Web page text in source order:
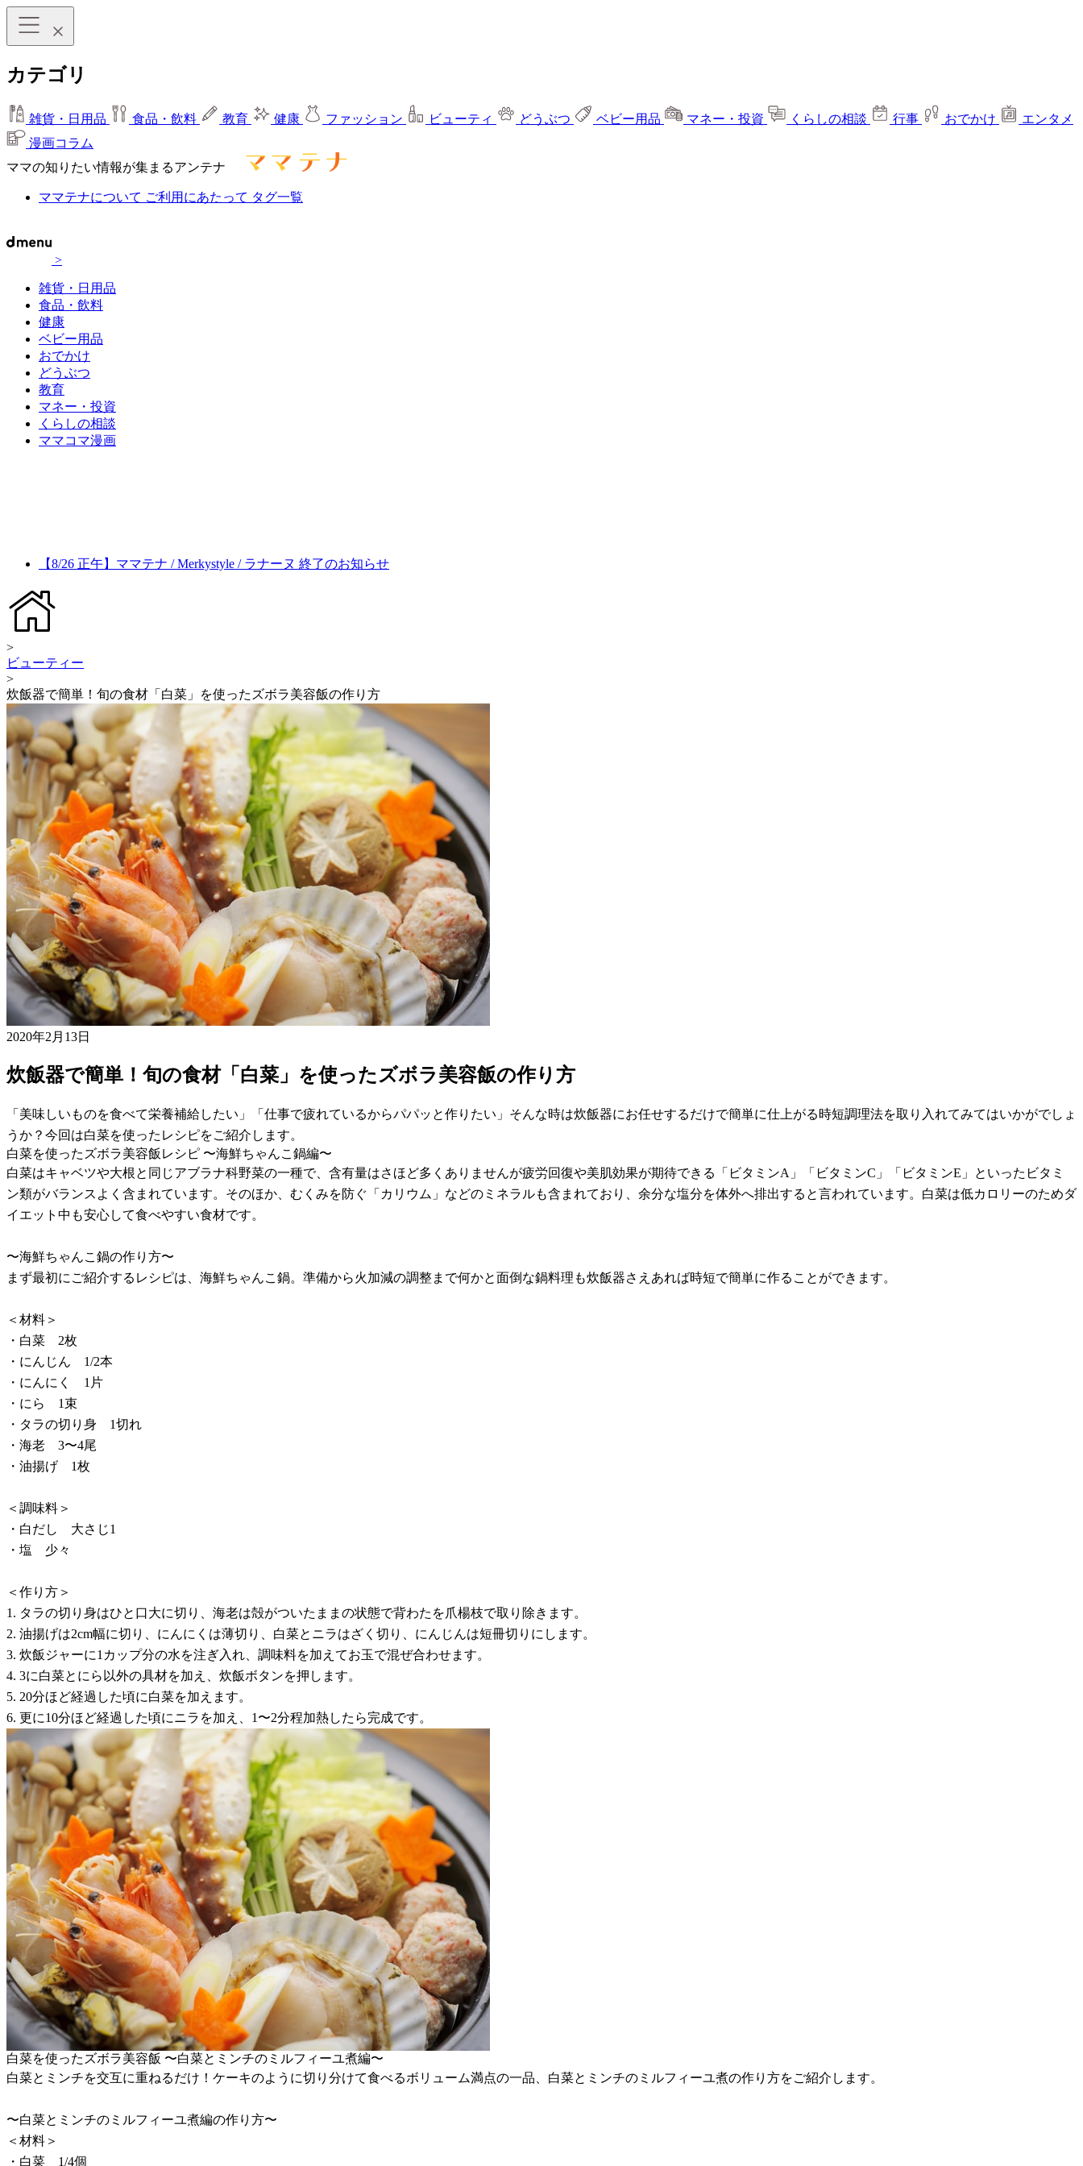
カテゴリ
雑貨・日用品 食品・飲料 教育 健康 ファッション ビューティ どうぶつ ベビー用品 マネー・投資 くらしの相談 行事 おでかけ
エンタメ
漫画コラム
ママの知りたい情報が集まるアンテナ
ママテナについて ご利用にあたって タグ一覧
>
雑貨・日用品
食品・飲料
健康
ベビー用品
おでかけ
どうぶつ
教育
マネー・投資
くらしの相談
ママコマ漫画
【8/26 正午】ママテナ / Merkystyle / ラナーヌ 終了のお知らせ
>
ビューティー
>
炊飯器で簡単！旬の食材「白菜」を使ったズボラ美容飯の作り方
2020年2月13日
炊飯器で簡単！旬の食材「白菜」を使ったズボラ美容飯の作り方
「美味しいものを食べて栄養補給したい」「仕事で疲れているからパパッと作りたい」そんな時は炊飯器にお任せするだけで簡単に仕上がる時短調理法を取り入れてみてはいかがでしょ
うか？今回は白菜を使ったレシピをご紹介します。
白菜を使ったズボラ美容飯レシピ 〜海鮮ちゃんこ鍋編〜
白菜はキャベツや大根と同じアブラナ科野菜の一種で、含有量はさほど多くありませんが疲労回復や美肌効果が期待できる「ビタミンA」「ビタミンC」「ビタミンE」といったビタミ
ン類がバランスよく含まれています。そのほか、むくみを防ぐ「カリウム」などのミネラルも含まれており、余分な塩分を体外へ排出すると言われています。白菜は低カロリーのためダ
イエット中も安心して食べやすい食材です。
〜海鮮ちゃんこ鍋の作り方〜
まず最初にご紹介するレシピは、海鮮ちゃんこ鍋。準備から火加減の調整まで何かと面倒な鍋料理も炊飯器さえあれば時短で簡単に作ることができます。
＜材料＞
・白菜 2枚
・にんじん 1/2本
・にんにく 1片
・にら 1束
・タラの切り身 1切れ
・海老 3〜4尾
・油揚げ 1枚
＜調味料＞
・白だし 大さじ1
・塩 少々
＜作り方＞
1. タラの切り身はひと口大に切り、海老は殻がついたままの状態で背わたを爪楊枝で取り除きます。
2. 油揚げは2cm幅に切り、にんにくは薄切り、白菜とニラはざく切り、にんじんは短冊切りにします。
3. 炊飯ジャーに1カップ分の水を注ぎ入れ、調味料を加えてお玉で混ぜ合わせます。
4. 3に白菜とにら以外の具材を加え、炊飯ボタンを押します。
5. 20分ほど経過した頃に白菜を加えます。
6. 更に10分ほど経過した頃にニラを加え、1〜2分程加熱したら完成です。
白菜を使ったズボラ美容飯 〜白菜とミンチのミルフィーユ煮編〜
白菜とミンチを交互に重ねるだけ！ケーキのように切り分けて食べるボリューム満点の一品、白菜とミンチのミルフィーユ煮の作り方をご紹介します。
〜白菜とミンチのミルフィーユ煮編の作り方〜
＜材料＞
・白菜 1/4個